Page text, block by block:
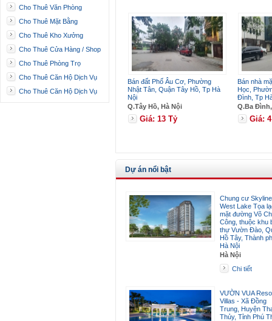
Cho Thuê Văn Phòng
Cho Thuê Mặt Bằng
Cho Thuê Kho Xưởng
Cho Thuê Cửa Hàng / Shop
Cho Thuê Phòng Trọ
Cho Thuê Căn Hộ Dịch Vụ
Cho Thuê Căn Hộ Dịch Vụ
Bán đất Phố Âu Cơ, Phường
Nhật Tân, Quận Tây Hồ, Tp Hà
Nội
Q.Tây Hồ, Hà Nội
Giá: 13 Tỷ
Bán nhà
Học,
Đình, Tp
Q.Ba
Giá:
Dự án nổi bật
Chung cư Skyline
West Lake Tọa
mặt đường Võ
Công, thuộc khu
thự Vườn Đào,
Hồ Tây, Thành
Hà Nội
Hà Nội
Chi tiết
VƯỜN VUA
Villas - Xã Đồng
Trung, Huyện
Thủy, Tỉnh Phú